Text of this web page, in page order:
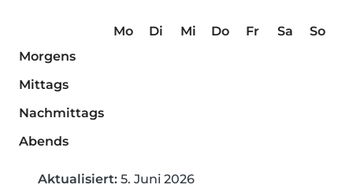
Mo Di Mi Do Fr Sa
So
Morgens
Mittags
Nachmittags
Abends
Aktualisiert: 5. Juni 2026